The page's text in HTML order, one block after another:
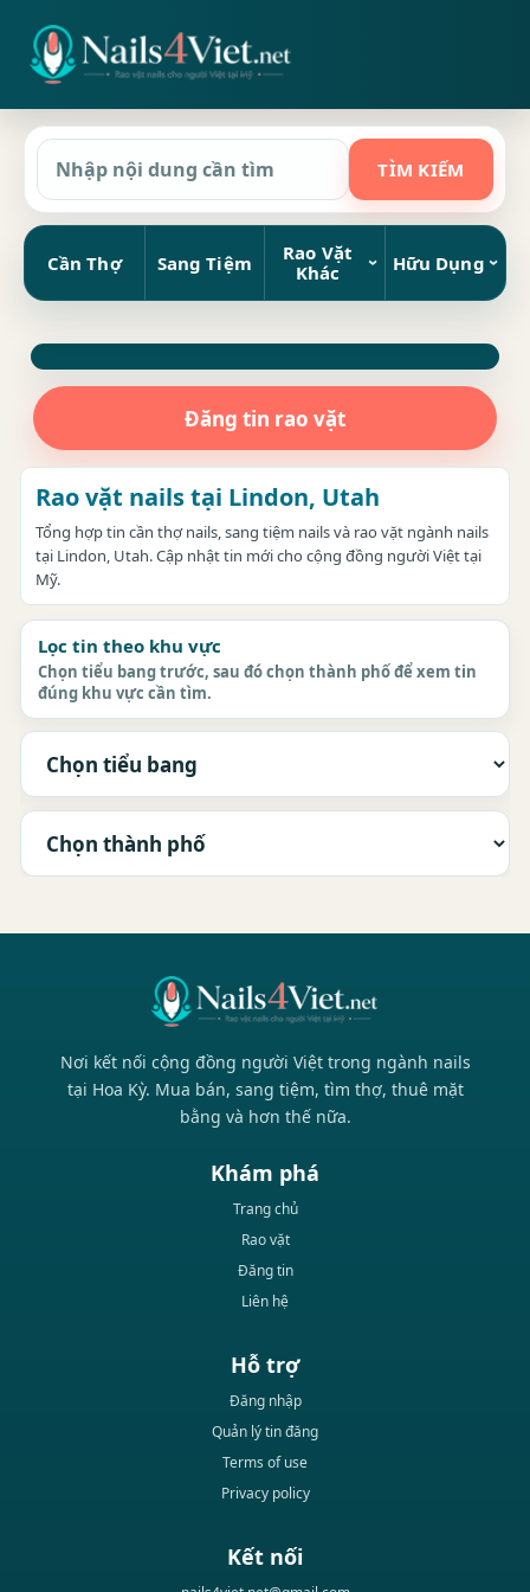
Cần Thợ Sang Tiệm
Rao Vặt
Khác
Hữu Dụng
Đăng tin rao vặt
Rao vặt nails tại Lindon, Utah
Tổng hợp tin cần thợ nails, sang tiệm nails và rao vặt ngành nails
tại Lindon, Utah. Cập nhật tin mới cho cộng đồng người Việt tại
Mỹ.
Lọc tin theo khu vực
Chọn tiểu bang trước, sau đó chọn thành phố để xem tin
đúng khu vực cần tìm.
Nơi kết nối cộng đồng người Việt trong ngành nails
tại Hoa Kỳ. Mua bán, sang tiệm, tìm thợ, thuê mặt
bằng và hơn thế nữa.
Khám phá
Trang chủ
Rao vặt
Đăng tin
Liên hệ
Hỗ trợ
Đăng nhập
Quản lý tin đăng
Terms of use
Privacy policy
Kết nối